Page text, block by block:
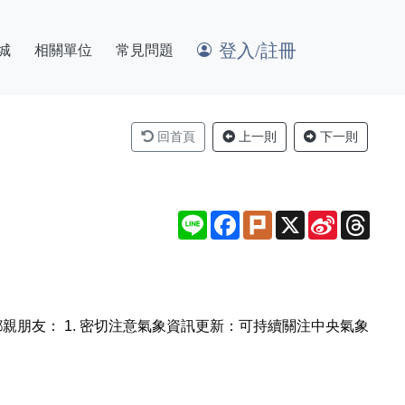
相關單位 常見問題 登入/註冊
回首頁 上一則 下一則
Line Facebook
Plurk X
Sina
Weibo
朋友： 1. 密切注意氣象資訊更新：可持續關注中央氣象